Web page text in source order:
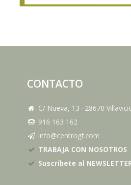
CONTACTO
C/ Nueva, 13 · 28670
916 163 162
info@centrogf.com
TRABAJA CON NOSOTROS
Suscríbete al